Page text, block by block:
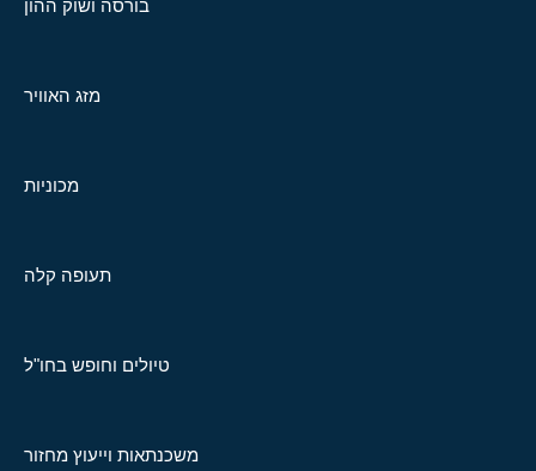
בורסה ושוק ההון
מזג האוויר
מכוניות
תעופה קלה
טיולים וחופש בחו"ל
משכנתאות וייעוץ מחזור